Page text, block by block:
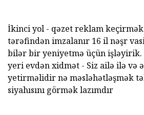
İkinci yol - qəzet reklam
tərəfindən imzalanır 16 il nəşr
bilər bir yeniyetmə üçün işləyirik.
yeri evdən xidmət - Siz ailə ilə və
yetirməlidir nə məsləhətləşmək
siyahısını görmək lazımdır